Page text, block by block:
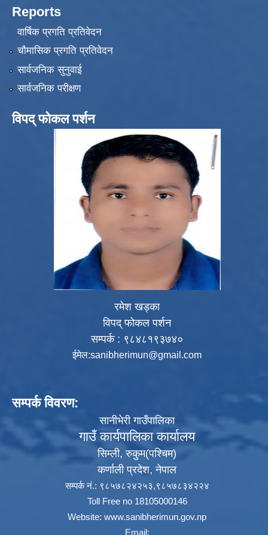
Reports
वार्षिक प्रगति प्रतिवेदन
चौमासिक प्रगति प्रतिवेदन
सार्वजनिक सुनुवाई
सार्वजनिक परीक्षण
विपद् फोकल पर्शन
रमेश खड्का
विपद् फोकल पर्शन
सम्पर्क : ९८४८१९३७४०
ईमेल:sanibherimun@gmail.com
सम्पर्क विवरण:
सानीभेरी गाउँपालिका
गाउँ कार्यपालिका कार्यालय
सिम्ली, रुकुम(पश्‍चिम)
कर्णाली प्रदेश, नेपाल
सम्पर्क नं.: ९८५७८२४२५३,९८५७८३४२२४
Toll Free no 18105000146
Website: www.sanibherimun.gov.np
Email: